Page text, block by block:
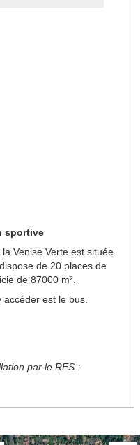
sportive
Venise Verte est située
de 20 places de
de 87000 m².
est le bus.
par le RES :